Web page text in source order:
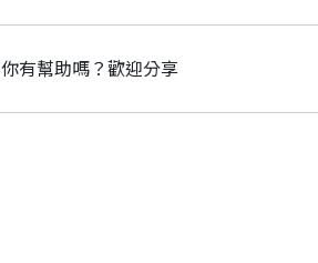
有幫助嗎？歡迎分享